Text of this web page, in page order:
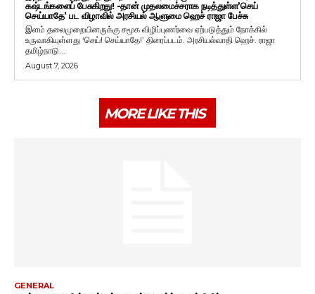
கஷ்டங்களைப் பேசுகிறது! -தான் முதலமைச்சராக நடித்துள்ள’செய்
செய்யாதே’ பட விழாவில் அரசியல் ஆளுமை ஹெச் ராஜா பேச்சு
இளம் தலைமுறையினருக்கு சமூக விழிப்புணர்வை ஏற்படுத்தும் நோக்கில்
உருவாகியுள்ளது ‘செய்! செய்யாதே!’ திரைப்படம். அரசியல்வாதி ஹெச். ராஜா
தமிழ்நாடு...
August 7, 2026
MORE LIKE THIS
GENERAL